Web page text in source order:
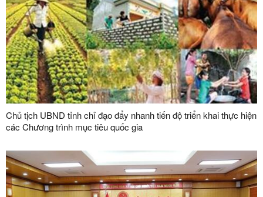
Chủ tịch UBND tỉnh chỉ đạo đẩy nhanh tiến độ triển khai thực hiện
các Chương trình mục tiêu quốc gia